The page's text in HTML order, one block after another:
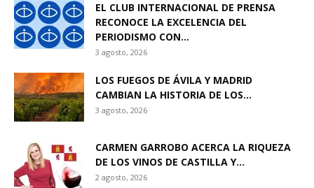
EL CLUB INTERNACIONAL DE PRENSA
RECONOCE LA EXCELENCIA DEL
PERIODISMO CON...
3 agosto, 2026
LOS FUEGOS DE ÁVILA Y MADRID
CAMBIAN LA HISTORIA DE LOS...
3 agosto, 2026
CARMEN GARROBO ACERCA LA RIQUEZA
DE LOS VINOS DE CASTILLA Y...
2 agosto, 2026